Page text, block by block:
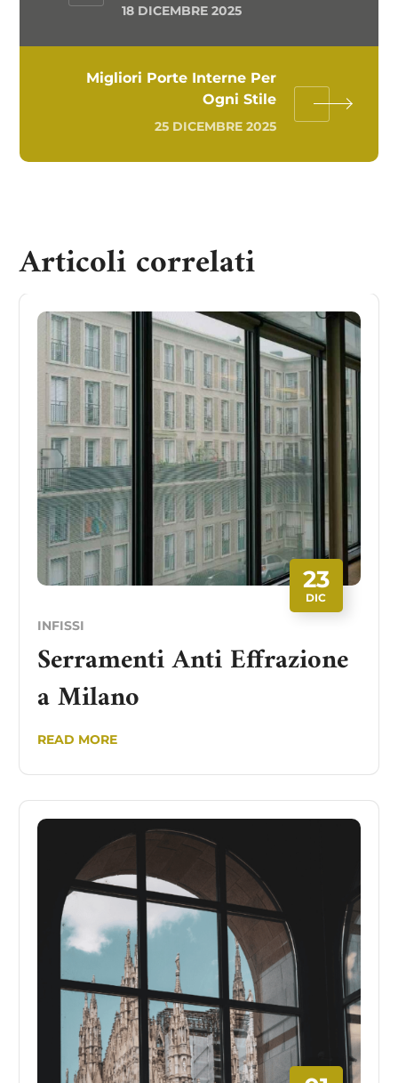
18 DICEMBRE 2025
Migliori Porte Interne Per
Ogni Stile
25 DICEMBRE 2025
Articoli correlati
23
DIC
INFISSI
Serramenti Anti Effrazione
a Milano
READ MORE